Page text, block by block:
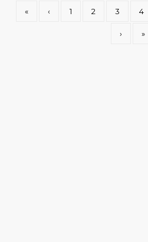
« ‹ 1 2 3 4
› »